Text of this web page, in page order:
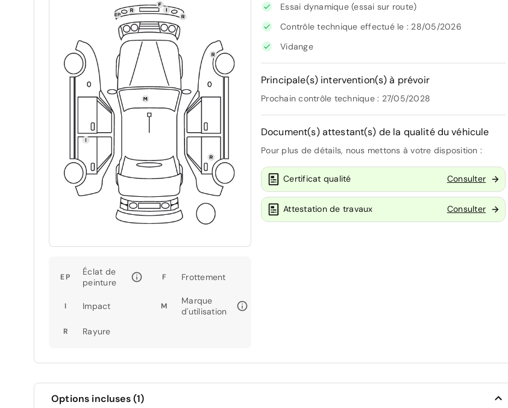
EP
Éclat de
peinture
F Frottement
I Impact M
Marque
d'utilisation
R Rayure
Essai dynamique (essai sur route)
Contrôle technique effectué le : 28/05/2026
Vidange
Principale(s) intervention(s) à prévoir
Prochain contrôle technique : 27/05/2028
Document(s) attestant(s) de la qualité du véhicule
Pour plus de détails, nous mettons à votre disposition :
Certificat qualité Consulter
Attestation de travaux Consulter
Options incluses (1)